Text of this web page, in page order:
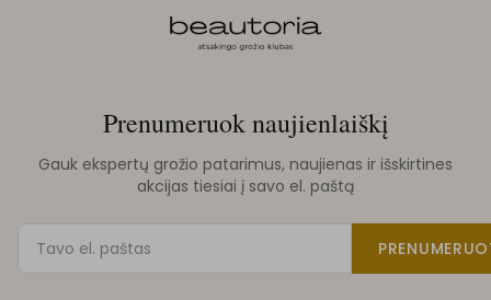
Prenumeruok naujienlaiškį
Gauk ekspertų grožio patarimus, naujienas ir išskirtines
akcijas tiesiai į savo el. paštą